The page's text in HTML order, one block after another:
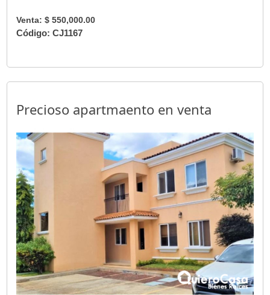
Venta: $ 550,000.00
Código: CJ1167
Precioso apartmaento en venta